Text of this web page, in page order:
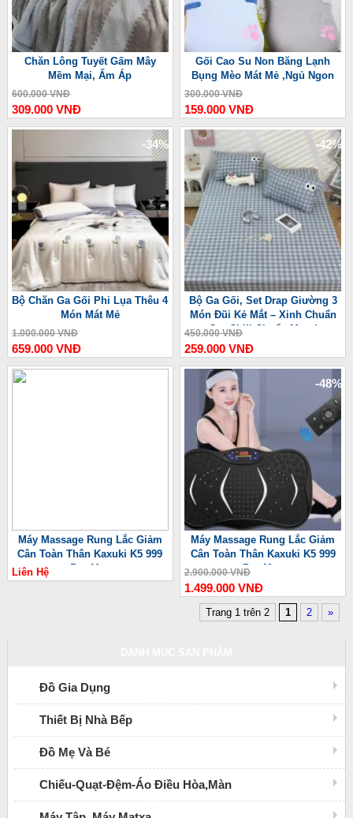
Chăn Lông Tuyết Gấm Mây
Mềm Mại, Ấm Áp
600.000 VNĐ
309.000 VNĐ
Gối Cao Su Non Băng Lạnh
Bụng Mèo Mát Mẻ ,Ngủ Ngon
300.000 VNĐ
159.000 VNĐ
-34%
Bộ Chăn Ga Gối Phi Lụa Thêu 4
Món Mát Mẻ
1.000.000 VNĐ
659.000 VNĐ
-42%
Bộ Ga Gối, Set Drap Giường 3
Món Đũi Kẻ Mắt – Xinh Chuẩn
Gu, Chill Chuẩn Mood
450.000 VNĐ
259.000 VNĐ
Máy Massage Rung Lắc Giảm
Cân Toàn Thân Kaxuki K5 999
Pro Max
Liên Hệ
-48%
Máy Massage Rung Lắc Giảm
Cân Toàn Thân Kaxuki K5 999
Pro Max
2.900.000 VNĐ
1.499.000 VNĐ
Trang 1 trên 2 1 2 »
Đồ Gia Dụng
Thiết Bị Nhà Bếp
Đồ Mẹ Và Bé
Chiếu-Quạt-Đệm-Áo Điều Hòa,Màn